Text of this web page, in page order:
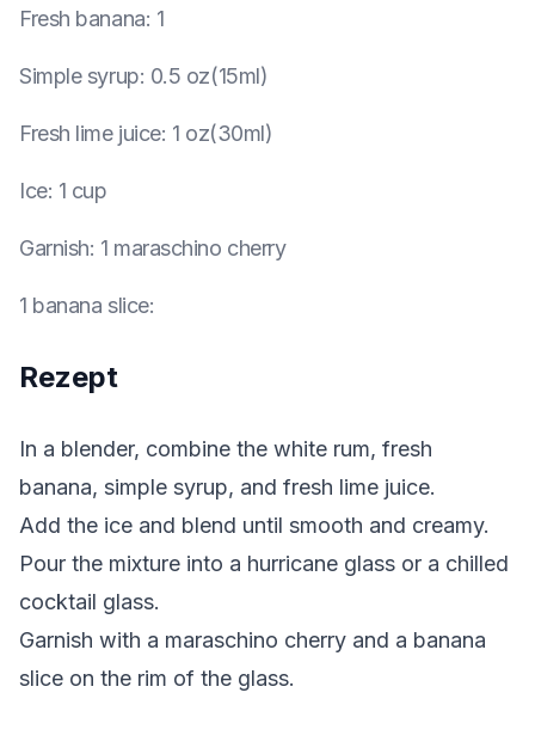
Fresh banana: 1
Simple syrup: 0.5 oz(15ml)
Fresh lime juice: 1 oz(30ml)
Ice: 1 cup
Garnish: 1 maraschino cherry
1 banana slice:
Rezept
In a blender, combine the white rum, fresh
banana, simple syrup, and fresh lime juice.
Add the ice and blend until smooth and creamy.
Pour the mixture into a hurricane glass or a chilled
cocktail glass.
Garnish with a maraschino cherry and a banana
slice on the rim of the glass.